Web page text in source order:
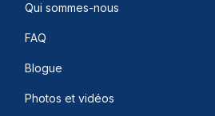
Qui sommes-nous
FAQ
Blogue
Photos et vidéos